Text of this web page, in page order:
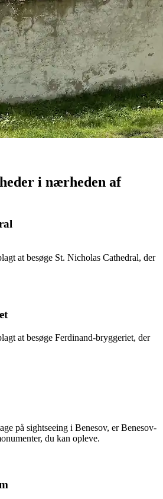
i nærheden af
at besøge St. Nicholas Cathedral, der
at besøge Ferdinand-bryggeriet, der
på sightseeing i Benesov, er Benesov-
du kan opleve.